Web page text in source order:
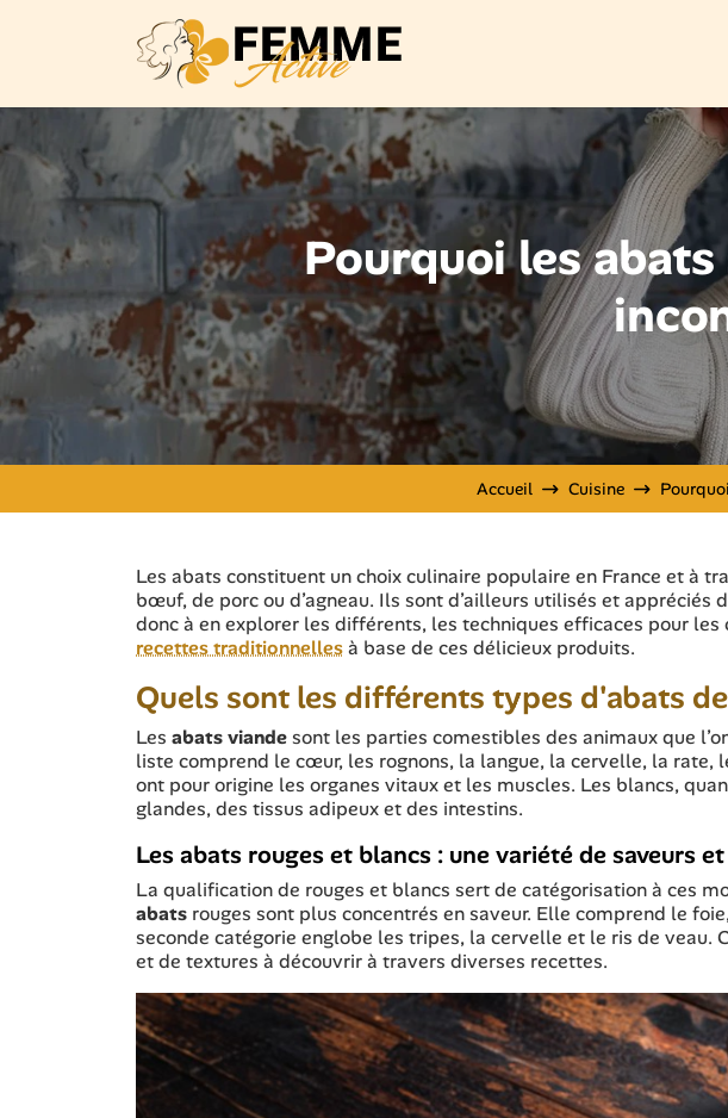
Pourquoi les
Accueil Cuisine
Les abats constituent un choix culinaire populaire en France et à
bœuf, de porc ou d’agneau. Ils sont d’ailleurs utilisés et appréciés
donc à en explorer les différents, les techniques efficaces pour
recettes traditionnellesà base de ces délicieux produits.
Quels sont les différents types d'abats
Les abats viandesont les parties comestibles des animaux que
liste comprend le cœur, les rognons, la langue, la cervelle, la rate,
ont pour origine les organes vitaux et les muscles. Les blancs,
glandes, des tissus adipeux et des intestins.
Les abats rouges et blancs : une variété de saveurs
La qualification de rouges et blancs sert de catégorisation à ces
abats rouges sont plus concentrés en saveur. Elle comprend le
seconde catégorie englobe les tripes, la cervelle et le ris de veau.
et de textures à découvrir à travers diverses recettes.